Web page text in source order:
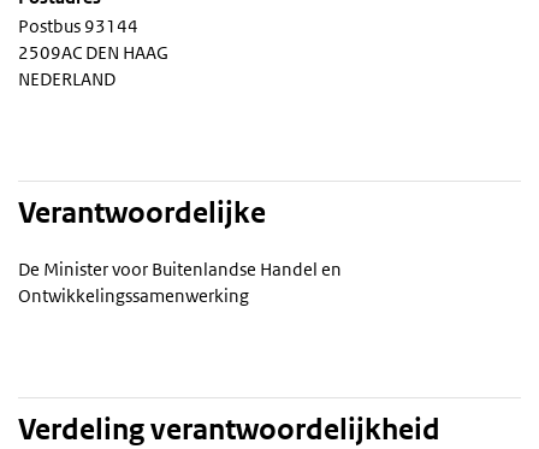
Postbus 93144
2509AC DEN HAAG
NEDERLAND
Verantwoordelijke
De Minister voor Buitenlandse Handel en
Ontwikkelingssamenwerking
Verdeling verantwoordelijkheid